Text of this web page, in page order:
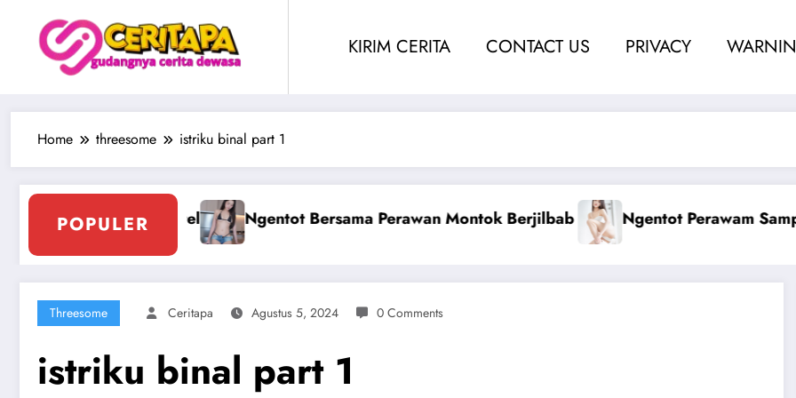
content
KIRIM CERITA CONTACT US PRIVACY
Home threesome istriku binal part 1
POPULER
Berjilbab Ngentot Perawam Sampai Berdarah Ketahuan Coli Dengan Kakak Nina
Threesome Ceritapa Agustus 5, 2024 0 Comments
istriku binal part 1